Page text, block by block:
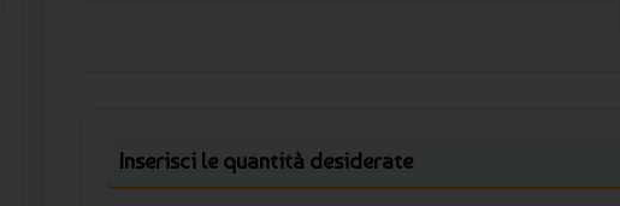
spedizione avviene tramite corriere DHL per garantire una consegna
rapida e sicura.
Inserisci le quantità desiderate